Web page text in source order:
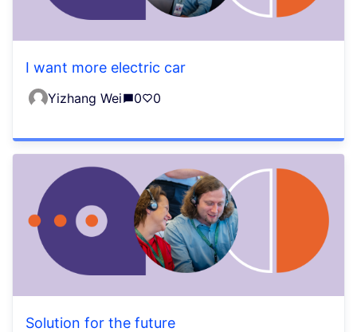
I want more electric car
Yizhang Wei 0 0
Solution for the future